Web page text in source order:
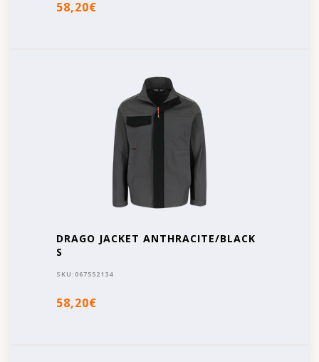
58,20€
DRAGO JACKET ANTHRACITE/BLACK
S
SKU: 067552134
58,20€